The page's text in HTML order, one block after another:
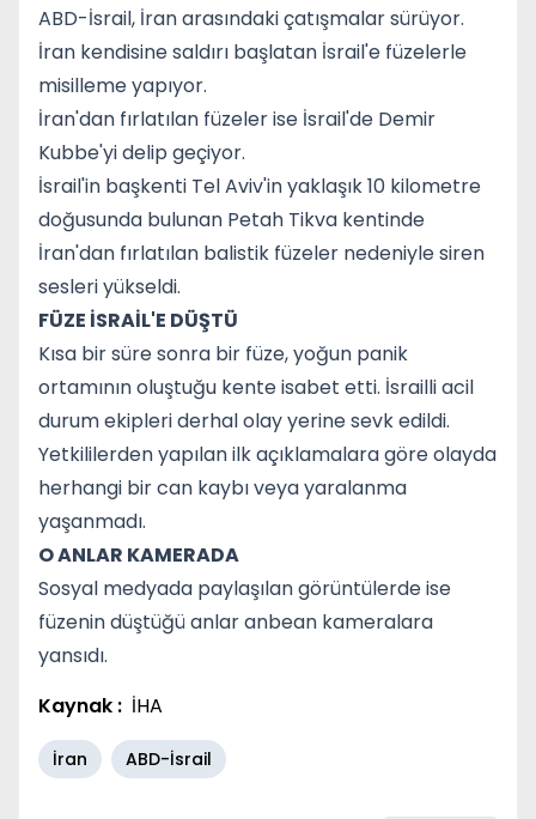
ABD-İsrail, İran arasındaki çatışmalar sürüyor.
İran kendisine saldırı başlatan İsrail'e füzelerle
misilleme yapıyor.
İran'dan fırlatılan füzeler ise İsrail'de Demir
Kubbe'yi delip geçiyor.
İsrail'in başkenti Tel Aviv'in yaklaşık 10 kilometre
doğusunda bulunan Petah Tikva kentinde
İran'dan fırlatılan balistik füzeler nedeniyle siren
sesleri yükseldi.
FÜZE İSRAİL'E DÜŞTÜ
Kısa bir süre sonra bir füze, yoğun panik
ortamının oluştuğu kente isabet etti. İsrailli acil
durum ekipleri derhal olay yerine sevk edildi.
Yetkililerden yapılan ilk açıklamalara göre olayda
herhangi bir can kaybı veya yaralanma
yaşanmadı.
O ANLAR KAMERADA
Sosyal medyada paylaşılan görüntülerde ise
füzenin düştüğü anlar anbean kameralara
yansıdı.
Kaynak : İHA
İran ABD-İsrail